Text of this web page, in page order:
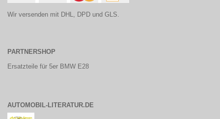
Wir versenden mit DHL, DPD und GLS.
PARTNERSHOP
Ersatzteile für 5er BMW E28
AUTOMOBIL-LITERATUR.DE